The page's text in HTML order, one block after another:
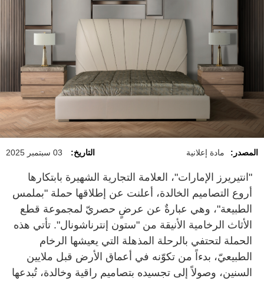
المصدر: مادة إعلانية التاريخ: 03 سبتمبر 2025
"انتيريرز الإمارات"، العلامة التجارية الشهيرة بابتكارها
أروع التصاميم الخالدة، أعلنت عن إطلاقها حملة "بملمس
الطبيعة"، وهي عبارةٌ عن عرضٍ حصريّ لمجموعة قطع
الأثاث الرخامية الأنيقة من "ستون إنترناشونال". تأتي هذه
الحملة لتحتفي بالرحلة المذهلة التي يعيشها الرخام
الطبيعيّ، بدءاً من تكوّنه في أعماق الأرض قبل ملايين
السنين، وصولاً إلى تجسيده بتصاميم راقية وخالدة، تُبدعها